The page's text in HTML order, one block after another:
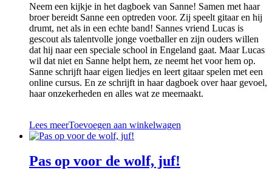
Neem een kijkje in het dagboek van Sanne! Samen met haar
broer bereidt Sanne een optreden voor. Zij speelt gitaar en hij
drumt, net als in een echte band! Sannes vriend Lucas is
gescout als talentvolle jonge voetballer en zijn ouders willen
dat hij naar een speciale school in Engeland gaat. Maar Lucas
wil dat niet en Sanne helpt hem, ze neemt het voor hem op.
Sanne schrijft haar eigen liedjes en leert gitaar spelen met een
online cursus. En ze schrijft in haar dagboek over haar gevoel,
haar onzekerheden en alles wat ze meemaakt.
Lees meerToevoegen aan winkelwagen
Pas op voor de wolf, juf!